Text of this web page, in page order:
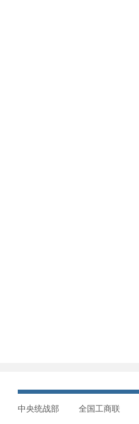
中央统战部 全国工商联